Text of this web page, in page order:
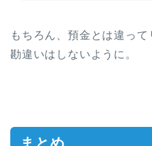
もちろん、預金とは違っ
勘違いはしないように。